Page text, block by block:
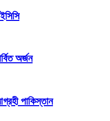
অর্জন
পাকিস্তান